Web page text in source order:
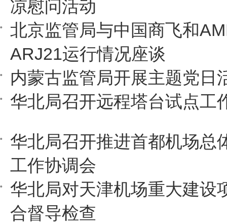
凉慰问活动
北京监管局与中国商飞和
ARJ21运行情况座谈
内蒙古监管局开展主题党日
华北局召开远程塔台试点工
华北局召开推进首都机场总
工作协调会
华北局对天津机场重大建设
合督导检查